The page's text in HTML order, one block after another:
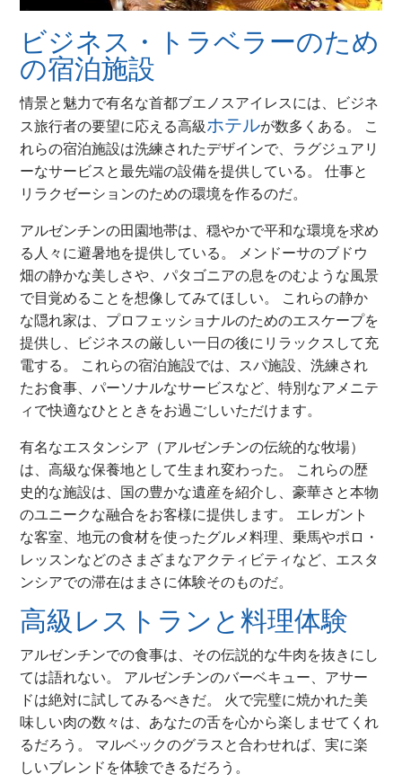
ビジネス・トラベラーのため
の宿泊施設
情景と魅力で有名な首都ブエノスアイレスには、ビジネ
ス旅行者の要望に応える高級ホテルが数多くある。 こ
れらの宿泊施設は洗練されたデザインで、ラグジュアリ
ーなサービスと最先端の設備を提供している。 仕事と
リラクゼーションのための環境を作るのだ。
アルゼンチンの田園地帯は、穏やかで平和な環境を求め
る人々に避暑地を提供している。 メンドーサのブドウ
畑の静かな美しさや、パタゴニアの息をのむような風景
で目覚めることを想像してみてほしい。 これらの静か
な隠れ家は、プロフェッショナルのためのエスケープを
提供し、ビジネスの厳しい一日の後にリラックスして充
電する。 これらの宿泊施設では、スパ施設、洗練され
たお食事、パーソナルなサービスなど、特別なアメニテ
ィで快適なひとときをお過ごしいただけます。
有名なエスタンシア（アルゼンチンの伝統的な牧場）
は、高級な保養地として生まれ変わった。 これらの歴
史的な施設は、国の豊かな遺産を紹介し、豪華さと本物
のユニークな融合をお客様に提供します。 エレガント
な客室、地元の食材を使ったグルメ料理、乗馬やポロ・
レッスンなどのさまざまなアクティビティなど、エスタ
ンシアでの滞在はまさに体験そのものだ。
高級レストランと料理体験
アルゼンチンでの食事は、その伝説的な牛肉を抜きにし
ては語れない。 アルゼンチンのバーベキュー、アサー
ドは絶対に試してみるべきだ。 火で完璧に焼かれた美
味しい肉の数々は、あなたの舌を心から楽しませてくれ
るだろう。 マルベックのグラスと合わせれば、実に楽
しいブレンドを体験できるだろう。